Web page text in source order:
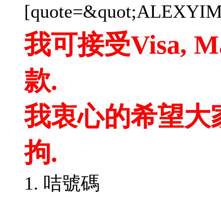
我可接受Visa,
款.
我衷心的希望大
拘.
1. 咭號碼